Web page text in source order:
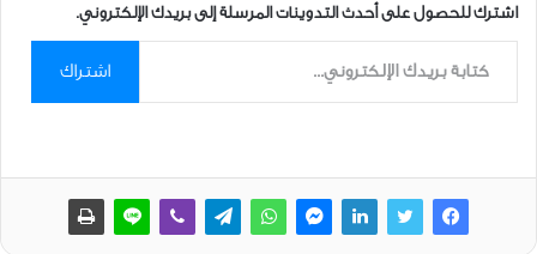
اشترك للحصول على أحدث التدوينات المرسلة إلى بريدك الإلكتروني.
كتابة بريدك الإلكتروني...
اشتراك